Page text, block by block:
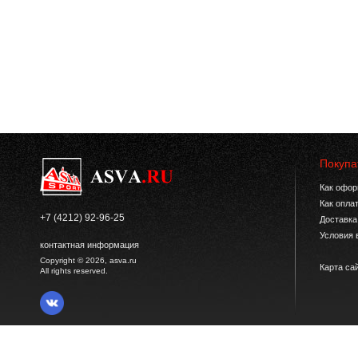
+7 (4212) 92-96-25
контактная информация
Copyright © 2026, asva.ru
All rights reserved.
Как
Как
Условия
Карта